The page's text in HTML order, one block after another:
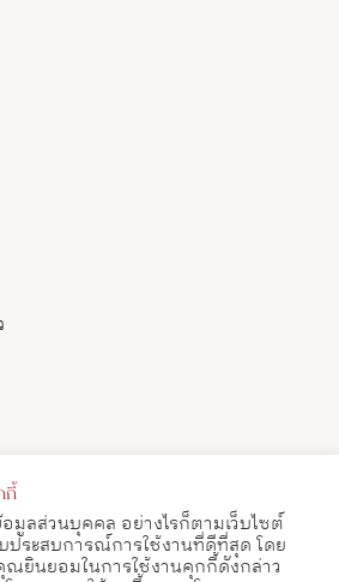
อสินค้าผ่าน LIVE ของเราทาง Facebook
กี้
มูลส่วนบุคคล อย่างไรก็ตามเว็บไซต์
ประสบการณ์การใช้งานที่ดีที่สุด โดย
ยินยอมในการใช้งานคุกกี้ดังกล่าว